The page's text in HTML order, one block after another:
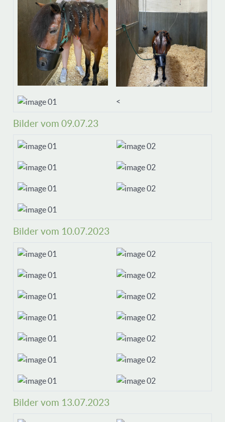
<
Bilder vom 09.07.23
Bilder vom 10.07.2023
Bilder vom 13.07.2023